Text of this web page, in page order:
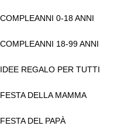
COMPLEANNI 0-18 ANNI
COMPLEANNI 18-99 ANNI
IDEE REGALO PER TUTTI
FESTA DELLA MAMMA
FESTA DEL PAPÀ